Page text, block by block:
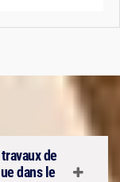
de
dans le